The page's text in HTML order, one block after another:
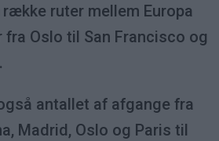
ruter mellem Europa
fra Oslo til San Francisco og
antallet af afgange fra
Madrid, Oslo og Paris til